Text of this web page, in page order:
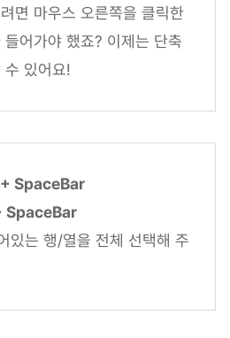
면 마우스 오른쪽을 클릭한
어가야 했죠? 이제는 단축
수 있어요!
SpaceBar
SpaceBar
있는 행/열을 전체 선택해 주